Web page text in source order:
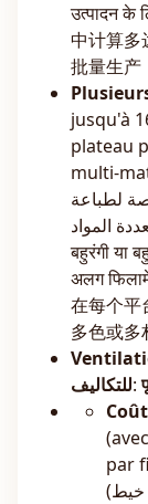
उत्पादन के
中计算多
批量生产
jusqu'à
plateau
multi-
منصة لطباعة
बहुरंगी या
अलग
在每个平
多色或多
للتكاليف:
par
خيط)